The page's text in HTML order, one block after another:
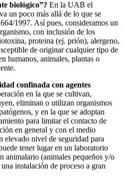
biológico”? En la UAB el
un poco más allá de lo que se
1997. Así pues, consideramos un
con inclusión de los
proteina (ej. prión), alergeno,
de originar cualquier tipo de
humanos, animales, plantas o
confinada con agentes
en la que se cultivan,
eliminan o utilizan organismos
y en la que se adoptan
para limitar el contacto de
en general y con el medio
elevado nivel de seguridad para
tener lugar en un laboratorio
animalario (animales pequeños y/o
instalación de proceso a gran